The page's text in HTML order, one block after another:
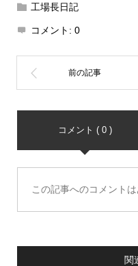
工場長日記
コメント: 0
コメント ( 0 )
この記事へのコメントは
関